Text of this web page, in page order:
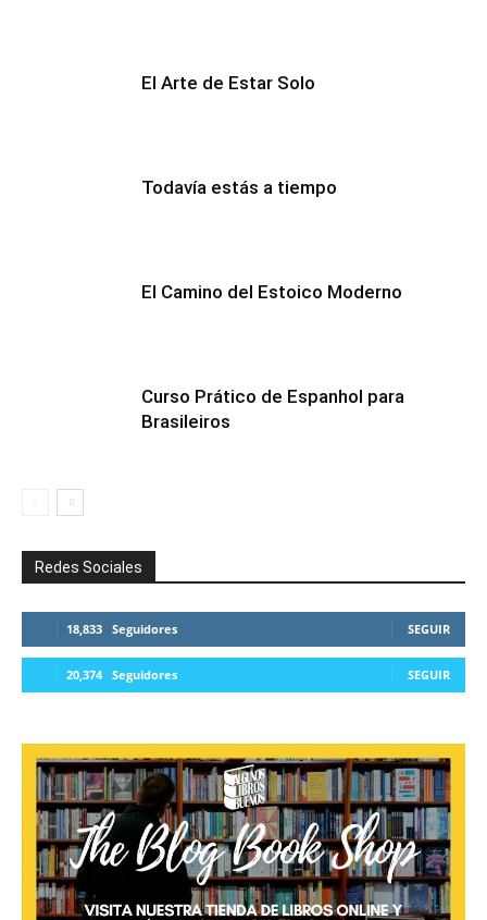
El Arte de Estar Solo
Todavía estás a tiempo
El Camino del Estoico Moderno
Curso Prático de Espanhol para
Brasileiros
Redes Sociales
18,833 Seguidores SEGUIR
20,374 Seguidores SEGUIR